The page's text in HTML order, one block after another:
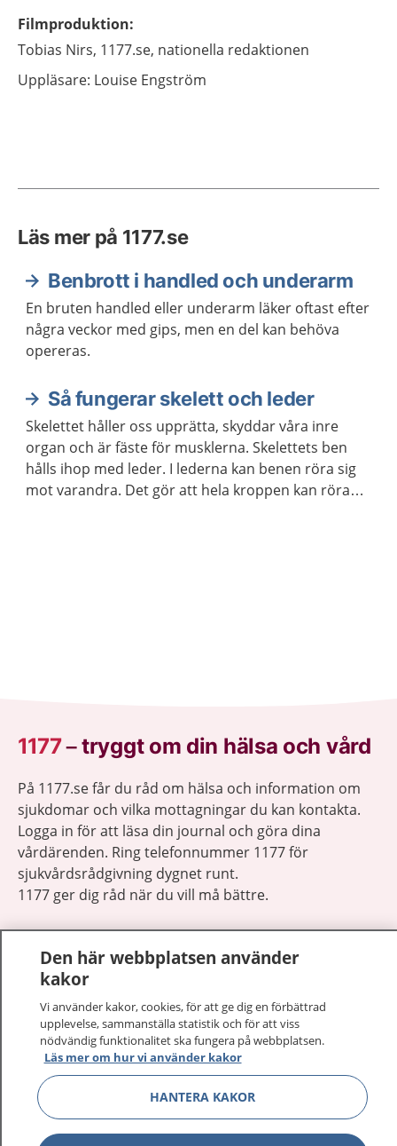
Filmproduktion:
Tobias Nirs, 1177.se, nationella redaktionen
Uppläsare: Louise Engström
Läs mer på 1177.se
Benbrott i handled och underarm
En bruten handled eller underarm läker oftast efter
några veckor med gips, men en del kan behöva
opereras.
Så fungerar skelett och leder
Skelettet håller oss upprätta, skyddar våra inre
organ och är fäste för musklerna. Skelettets ben
hålls ihop med leder. I lederna kan benen röra sig
mot varandra. Det gör att hela kroppen kan röra
1177–tryggt om din hälsa och vård
På 1177.se får du råd om hälsa och information om
sjukdomar och vilka mottagningar du kan kontakta.
Logga in för att läsa din journal och göra dina
vårdärenden. Ring telefonnummer 1177 för
sjukvårdsrådgivning dygnet runt.
1177 ger dig råd när du vill må bättre.
1177 på flera språk
Om 1177
Kontakt Visa
Den här webbplatsen använder
kakor
Vi använder kakor, cookies, för att ge dig en förbättrad
upplevelse, sammanställa statistik och för att viss
nödvändig funktionalitet ska fungera på webbplatsen.
Läs mer om hur vi använder kakor
HANTERA KAKOR